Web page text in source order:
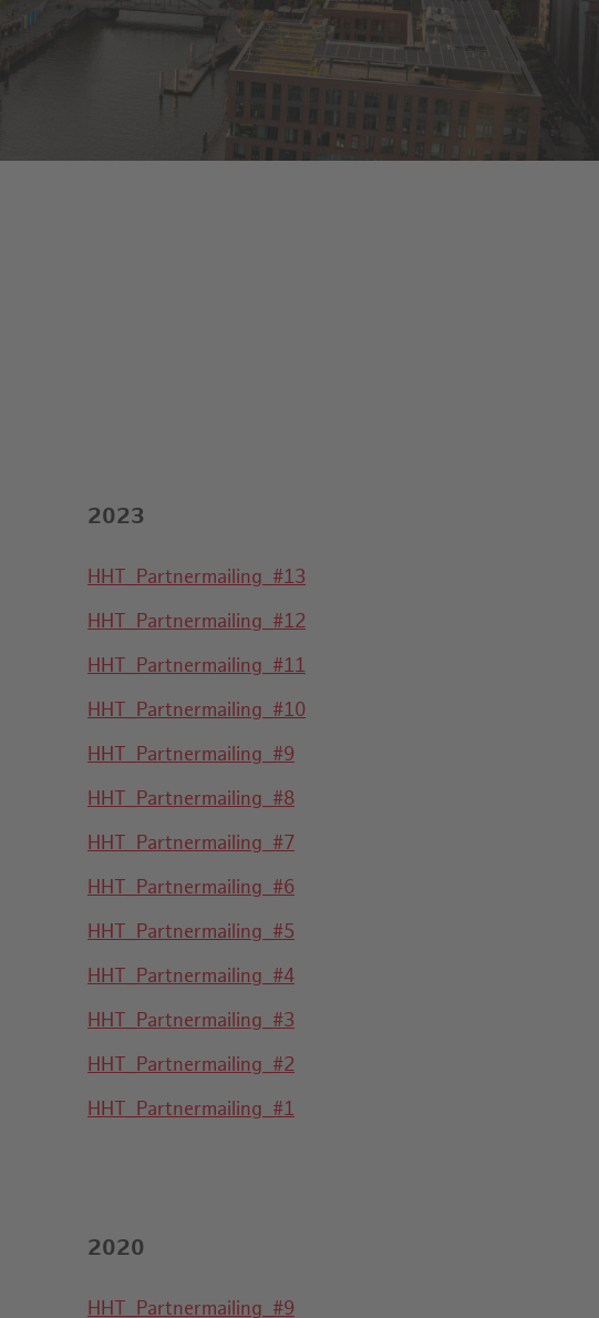
2023
HHT_Partnermailing_#13
HHT_Partnermailing_#12
HHT_Partnermailing_#11
HHT_Partnermailing_#10
HHT_Partnermailing_#9
HHT_Partnermailing_#8
HHT_Partnermailing_#7
HHT_Partnermailing_#6
HHT_Partnermailing_#5
HHT_Partnermailing_#4
HHT_Partnermailing_#3
HHT_Partnermailing_#2
HHT_Partnermailing_#1
2020
HHT_Partnermailing_#9